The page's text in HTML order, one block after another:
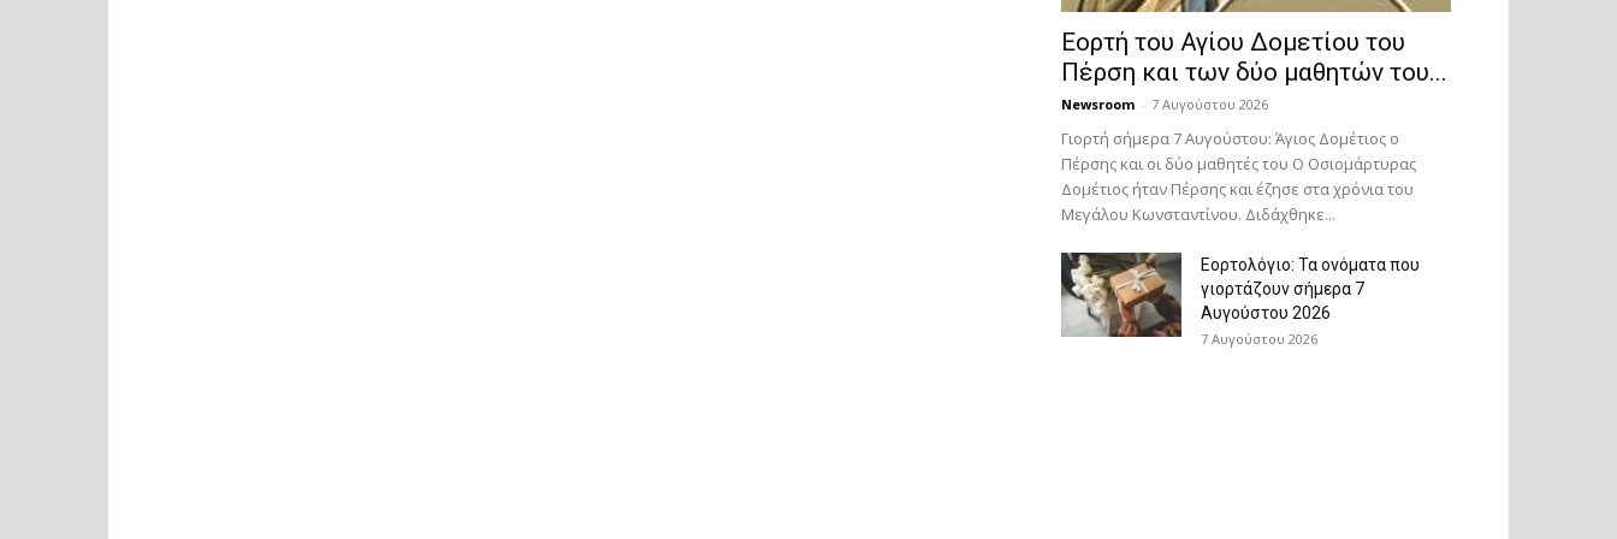
Εορτή του Αγίου Δομετίου του
Πέρση και των δύο μαθητών του...
Newsroom - 7 Αυγούστου 2026
Γιορτή σήμερα 7 Αυγούστου: Άγιος Δομέτιος ο
Πέρσης και οι δύο μαθητές του Ο Oσιομάρτυρας
Δομέτιος ήταν Πέρσης και έζησε στα χρόνια του
Μεγάλου Κωνσταντίνου. Διδάχθηκε...
Εορτολόγιο: Τα ονόματα που
γιορτάζουν σήμερα 7
Αυγούστου 2026
7 Αυγούστου 2026